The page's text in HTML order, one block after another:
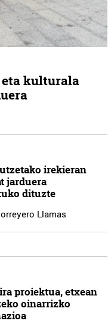
kulturala
irekieran
jarduera
dituzte
Llamas
proiektua, etxean
oinarrizko